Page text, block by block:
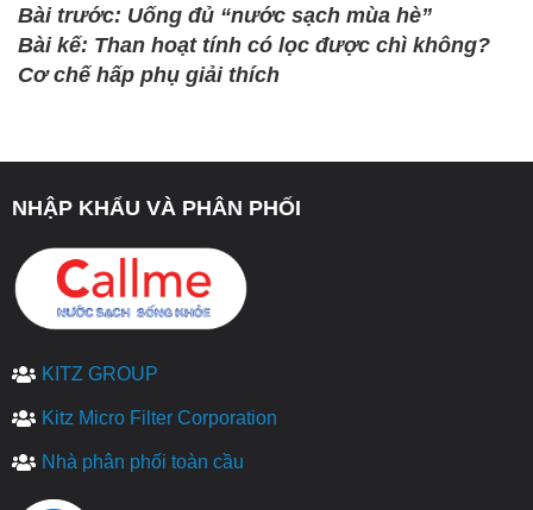
Bài trước: Uống đủ “nước sạch mùa hè”
Bài kế: Than hoạt tính có lọc được chì không?
Cơ chế hấp phụ giải thích
NHẬP KHẨU VÀ PHÂN PHỐI
KITZ GROUP
Kitz Micro Filter Corporation
Nhà phân phối toàn cầu